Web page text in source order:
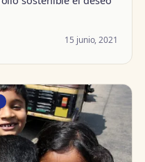
15 junio, 2021